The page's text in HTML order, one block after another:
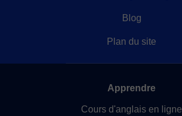
Blog
Plan du site
Apprendre
Cours d'anglais en ligne